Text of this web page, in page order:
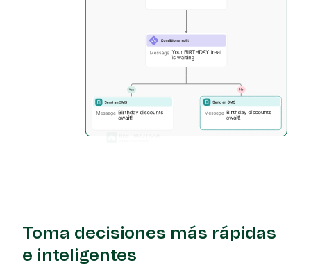
Toma decisiones más rápidas
e inteligentes